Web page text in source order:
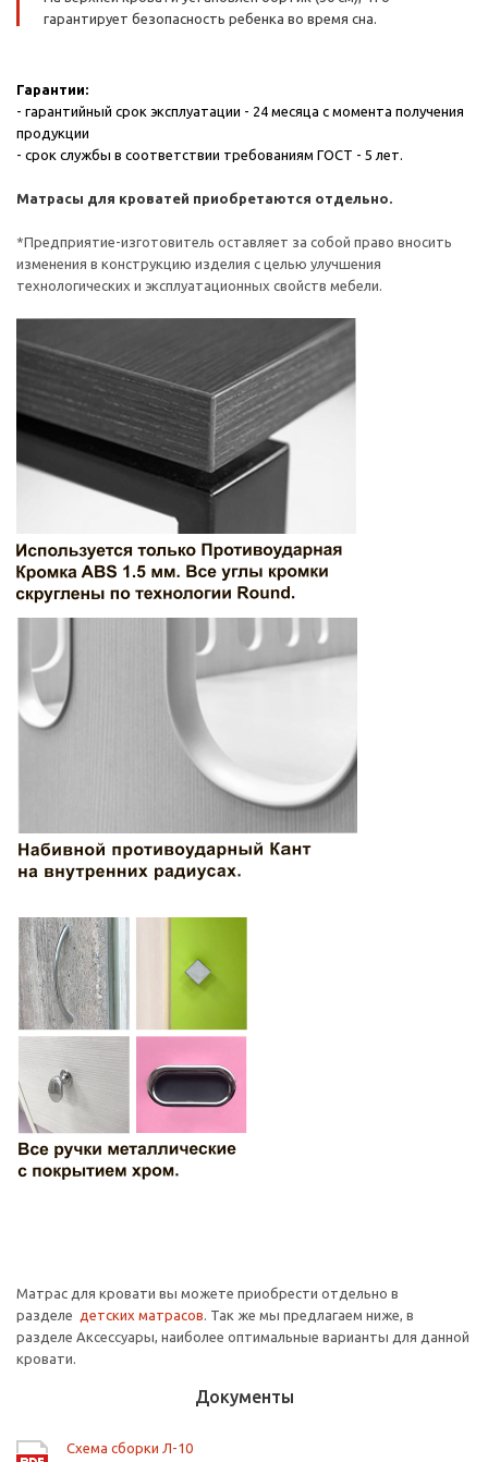
гарантирует безопасность ребенка во время сна.
Гарантии:
- гарантийный срок эксплуатации - 24 месяца с момента получения
продукции
- срок службы в соответствии требованиям ГОСТ - 5 лет.
Матрасы для кроватей приобретаются отдельно.
*Предприятие-изготовитель оставляет за собой право вносить
изменения в конструкцию изделия с целью улучшения
технологических и эксплуатационных свойств мебели.
Матрас для кровати вы можете приобрести отдельно в
разделе детских матрасов. Так же мы предлагаем ниже, в
разделе Аксессуары, наиболее оптимальные варианты для данной
кровати.
Документы
Схема сборки Л-10